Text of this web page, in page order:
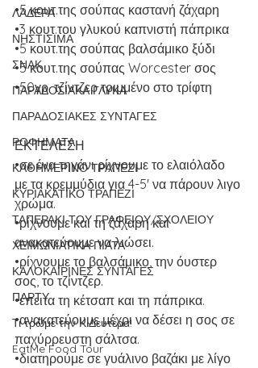
ΛΑΔΕΡΑ
ΝΗΣΤΙΣΙΜΑ
ΣΝΑΚ
ΠΑΡΑΔΟΣΙΑΚΑ ΓΛΥΚΑ
ΠΑΡΑΔΟΣΙΑΚΕΣ ΣΥΝΤΑΓΕΣ
ΡΟΦΗΜΑΤΑ
ΚΑΘΗΜΕΡΙΝΟ ΤΡΑΠΕΖΙ
ΚΥΡΙΑΚΑΤΙΚΟ ΤΡΑΠΕΖΙ
ΤΑΠΕΡΑΚΙ ΤΟΥ ΓΡΑΦΕΙΟΥ/ΣΧΟΛΕΙΟΥ
ΧΕΙΜΩΝΙΑΤΙΚΑ ΠΙΑΤΑ
ΚΑΛΟΚΑΙΡΙΝΕΣ ΣΥΝΤΑΓΕΣ
ΠΑΡΤΥ
Τι τρώμε την Κ.Δευτέρα!
EatMe Food Tour
•5 κουτ.της σούπας καστανή ζάχαρη
•3 κουτ.του γλυκού καπνιστή πάπρικα
•5 κουτ.της σούπας βαλσάμικο ξύδι
•5 κουτ.της σούπας Worcester σος
•50γρ. τζίντζερ τριμμένο στο τρίφτη
ΕΚΤΕΛΕΣΗ
•σε ένα τηγάνι ρίχνουμε το ελαιόλαδο
με τα κρεμμύδια για 4-5' να πάρουν λιγο
χρώμα.
•ρίχνουμε και τη ζάχαρη και
ανακατεύουμε να λιώσει.
•ρίχνουμε το βαλσάμικο, την όυστερ
σος, το τζίντζερ.
•έπειτα τη κέτσαπ και τη πάπρικα.
•ανακατεύουμε μέχρι να δέσει η σος σε
παχύρρευστη σάλτσα.
•διατηρούμε σε γυάλινο βαζάκι με λίγο